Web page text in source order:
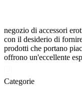
negozio di accessori
con il desiderio di
prodotti che portano
offrono un'eccellente
Categorie